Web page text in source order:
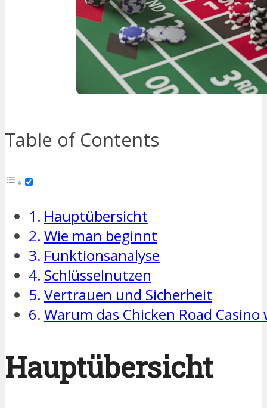
Table of Contents
Hauptübersicht
Wie man beginnt
Funktionsanalyse
Schlüsselnutzen
Vertrauen und Sicherheit
Warum das Chicken Road Casino
Hauptübersicht